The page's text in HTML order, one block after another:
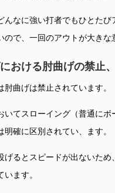
んなに強い打者でもひとたび
ので、一回のアウトが大きな
おける肘曲げの禁止
肘曲げは禁止されています。
いてスローイング（普通にボ
明確に区別されてい、ます。
げるとスピードが出ないため
います。